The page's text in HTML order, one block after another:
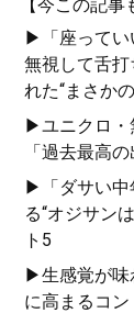
【今この記事
▶「座ってい
無視して舌打
れた“まさか
▶ユニクロ・
「過去最高
▶「ダサい中
る“オジサン
ト5
▶生感覚が味
に高まるコ